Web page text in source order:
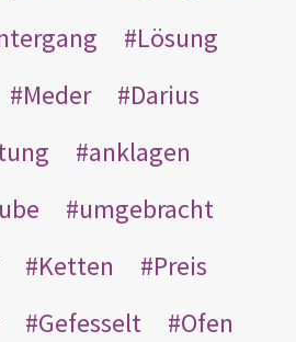
Lösung
Meder
Darius
anklagen
umgebracht
Ketten
Preis
Gefesselt
Ofen